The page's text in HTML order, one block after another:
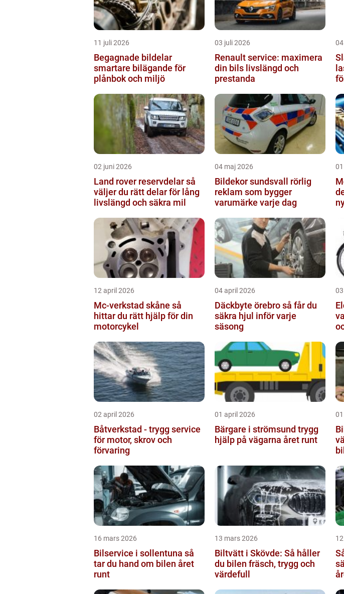
11 juli 2026
Begagnade bildelar
smartare bilägande för
plånbok och miljö
03 juli 2026
Renault service: maximera
din bils livslängd och
prestanda
02 juni 2026
Land rover reservdelar så
väljer du rätt delar för lång
livslängd och säkra mil
04 maj 2026
Bildekor sundsvall rörlig
reklam som bygger
varumärke varje dag
12 april 2026
Mc-verkstad skåne så
hittar du rätt hjälp för din
motorcykel
04 april 2026
Däckbyte örebro så får du
säkra hjul inför varje
säsong
02 april 2026
Båtverkstad - trygg service
för motor, skrov och
förvaring
01 april 2026
Bärgare i strömsund trygg
hjälp på vägarna året runt
bil
16 mars 2026
Bilservice i sollentuna så
tar du hand om bilen året
runt
13 mars 2026
Biltvätt i Skövde: Så håller
du bilen fräsch, trygg och
värdefull